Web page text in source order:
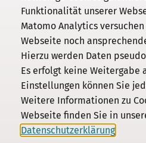
Kommission
Institut
Forschung
Publikationen
Datenschutz
Impressum
Kontakt
Funktionalität unserer
Matomo Analytics
Webseite noch
Hierzu werden Daten
Es erfolgt keine Weitergabe
Einstellungen können Sie
Weitere Informationen zu
Webseite finden Sie in
Datenschutzerklärung